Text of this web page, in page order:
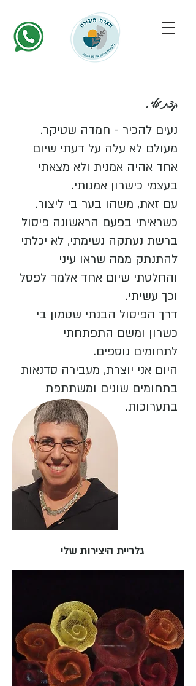
קצת עלי,
נעים להכיר - חמדה שטיקר.
מעולם לא עלה על דעתי שיום
אחד אהיה אמנית ולא מצאתי
בעצמי כישרון אמנותי.
עם זאת, משהו בער בי ליצור.
כשראיתי בפעם הראשונה פיסול
ברשת נעתקה נשימתי, לא יכלתי
להתנתק ממה שראו עיני
והחלטתי שיום אחד אלמד לפסל
וכך עשיתי.
דרך הפיסול הבנתי שטמון בי
כשרון ומשם התפתחתי
לתחומים נוספים.
היום אני יוצרת, מעבירה סדנאות
בתחומים שונים ומשתתפת
בתערוכות.
גלריית היצירות שלי